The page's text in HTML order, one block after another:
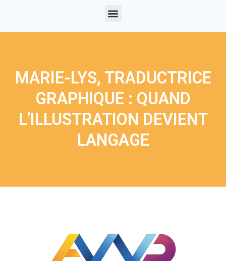
MARIE-LYS, TRADUCTRICE
GRAPHIQUE : QUAND
L’ILLUSTRATION DEVIENT
LANGAGE